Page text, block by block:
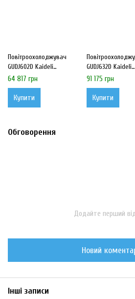
Повітроохолоджувач
GUDJ602D Kaideli
кубічний 9мм ламель
64 817 грн
Купити
GUDJ632D Kaideli
кубічний 9мм
91 175 грн
Купити
Обговорення
Додайте перший
Новий
Інші записи